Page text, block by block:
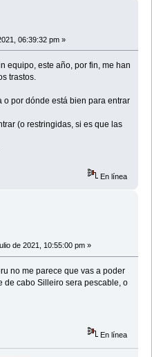
06:39:32 pm »
equipo, este año, por fin, me han
trastos.
por dónde está bien para entrar
(o restringidas, si es que las
En línea
de 2021, 10:55:00 pm »
no me parece que vas a poder
de cabo Silleiro sera pescable, o
En línea